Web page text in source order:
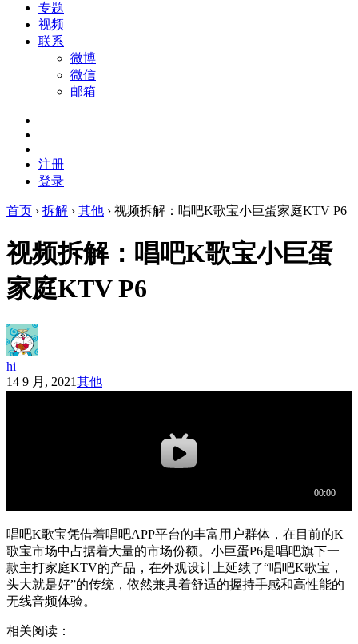
专题
视频
联系
微博
微信
邮箱
注册
登录
首页 › 拆解 › 其他 › 视频拆解：唱吧K歌宝小巨蛋家庭KTV P6
视频拆解：唱吧K歌宝小巨蛋
家庭KTV P6
hi
14 9 月, 2021其他
唱吧K歌宝凭借着唱吧APP平台的丰富用户群体，在目前的K
歌宝市场中占据着大量的市场份额。小巨蛋P6是唱吧旗下一
款主打家庭KTV的产品，在外观设计上延续了“唱吧K歌宝，
头大就是好”的传统，依然兼具着舒适的握持手感和高性能的
无线音频体验。
相关阅读：